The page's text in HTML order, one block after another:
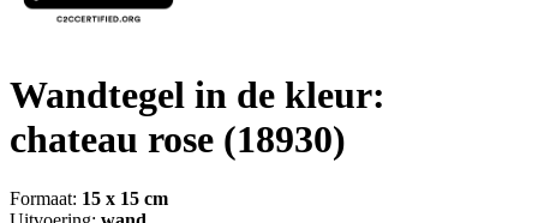
Wandtegel in de kleur:
chateau rose (18930)
Formaat: 15 x 15 cm